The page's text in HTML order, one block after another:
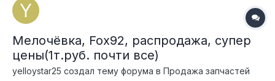
Мелочёвка, Fox92, распродажа, супер
цены(1т.руб. почти все)
yelloystar25 создал тему форума в Продажа запчастей